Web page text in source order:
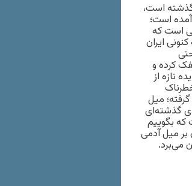
گذشته است،
است؛
است که
ایران
کرده و
تازه از
میل
گذشته‌ای
بگوییم
بر میل آدمی
می‌برد.